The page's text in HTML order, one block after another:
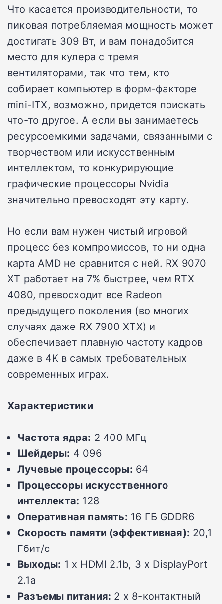
Что касается производительности, то
пиковая потребляемая мощность может
достигать 309 Вт, и вам понадобится
место для кулера с тремя
вентиляторами, так что тем, кто
собирает компьютер в форм-факторе
mini-ITX, возможно, придется поискать
что-то другое. А если вы занимаетесь
ресурсоемкими задачами, связанными с
творчеством или искусственным
интеллектом, то конкурирующие
графические процессоры Nvidia
значительно превосходят эту карту.
Но если вам нужен чистый игровой
процесс без компромиссов, то ни одна
карта AMD не сравнится с ней. RX 9070
XT работает на 7% быстрее, чем RTX
4080, превосходит все Radeon
предыдущего поколения (во многих
случаях даже RX 7900 XTX) и
обеспечивает плавную частоту кадров
даже в 4K в самых требовательных
современных играх.
Характеристики
Частота ядра: 2 400 МГц
Шейдеры: 4 096
Лучевые процессоры: 64
Процессоры искусственного
интеллекта: 128
Оперативная память: 16 ГБ GDDR6
Скорость памяти (эффективная): 20,1
Гбит/с
Выходы: 1 x HDMI 2.1b, 3 x DisplayPort
2.1a
Разъемы питания: 2 x 8-контактный